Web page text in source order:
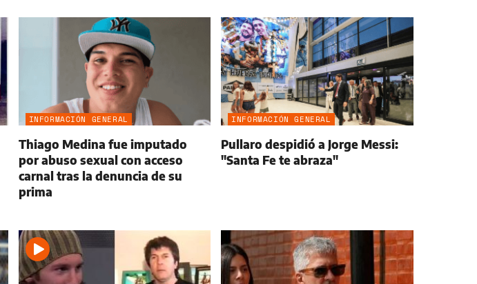
INFORMACIÓN GENERAL
Thiago Medina fue imputado
por abuso sexual con acceso
carnal tras la denuncia de su
prima
INFORMACIÓN GENERAL
Pullaro despidió a Jorge Messi:
"Santa Fe te abraza"